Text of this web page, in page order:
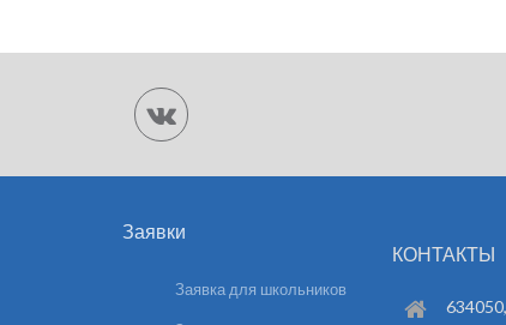
Заявки
Заявка для школьников
КОНТАКТЫ